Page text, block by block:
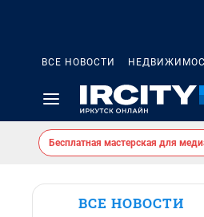
ВСЕ НОВОСТИ
Бесплатная мастерская для
ВСЕ НОВОСТИ